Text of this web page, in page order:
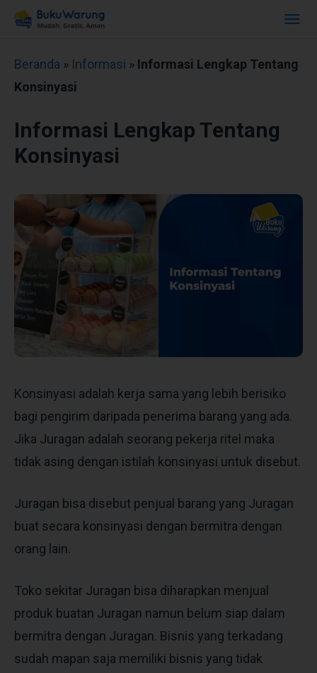
Beranda » Informasi » Informasi Lengkap Tentang
Konsinyasi
Informasi Lengkap Tentang
Konsinyasi
Konsinyasi adalah kerja sama yang lebih berisiko
bagi pengirim daripada penerima barang yang ada.
Jika Juragan adalah seorang pekerja ritel maka
tidak asing dengan istilah konsinyasi untuk disebut.
Juragan bisa disebut penjual barang yang Juragan
buat secara konsinyasi dengan bermitra dengan
orang lain.
Toko sekitar Juragan bisa diharapkan menjual
produk buatan Juragan namun belum siap dalam
bermitra dengan Juragan. Bisnis yang terkadang
sudah mapan saja memiliki bisnis yang tidak